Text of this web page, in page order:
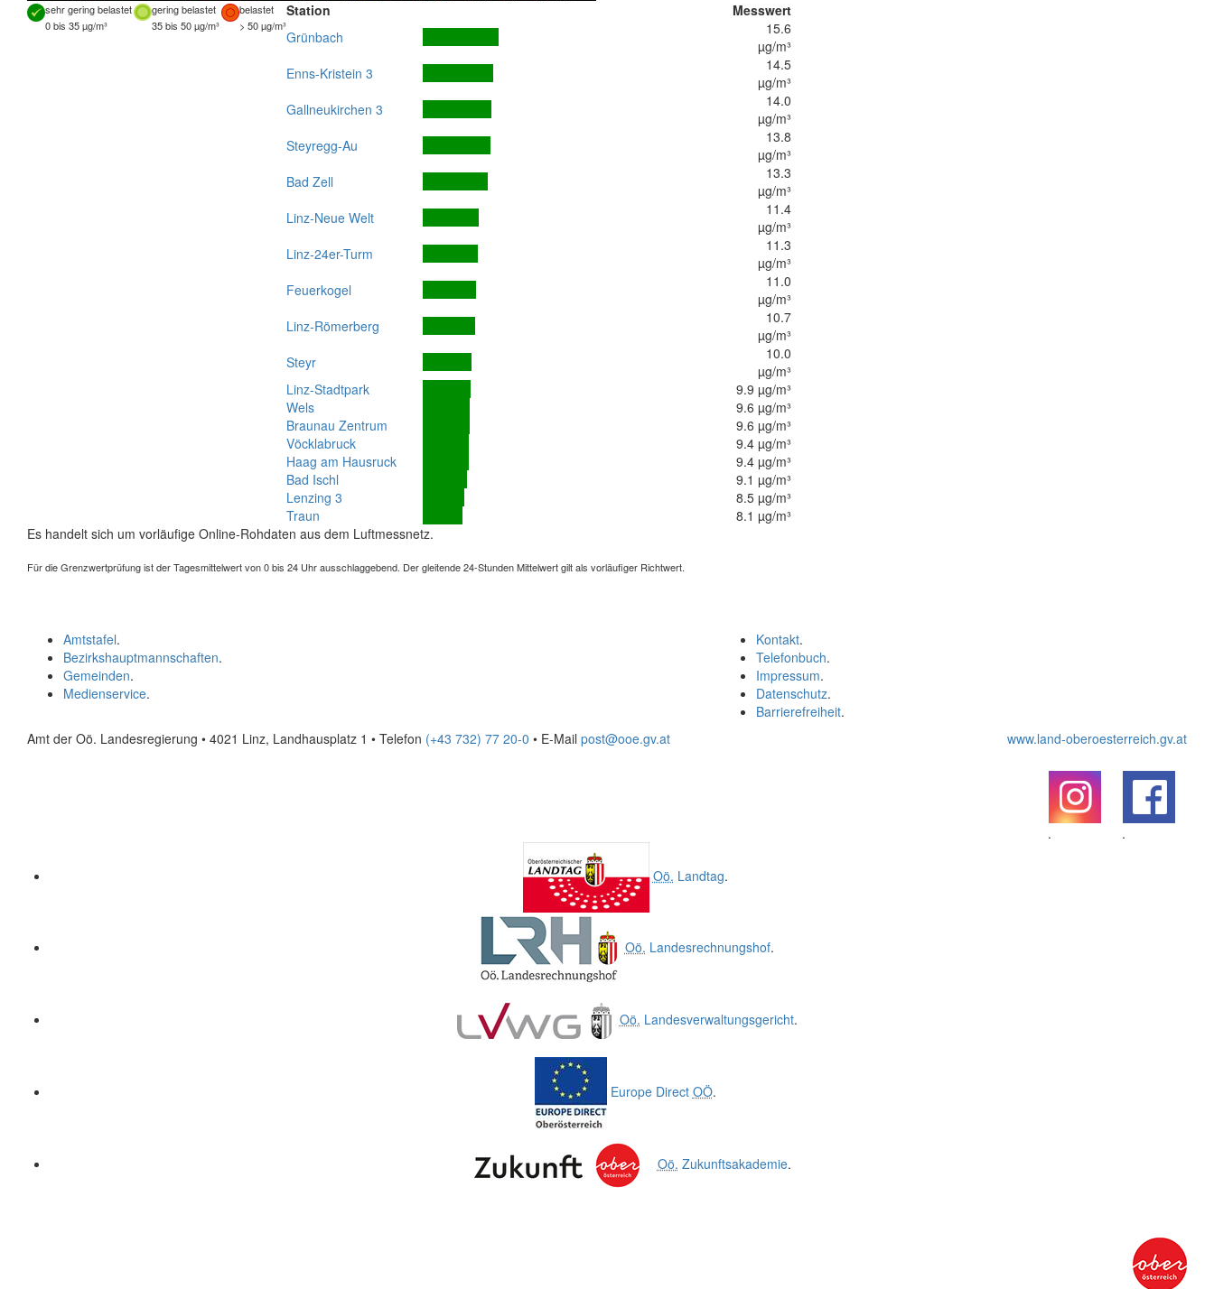
sehr gering belastet gering belastet
belastet
0 bis 35 µg/m³
35 bis 50 µg/m³ > 50 µg/m³
Station
Messwert
Grünbach
15.6
µg/m³
Enns-Kristein 3
14.5
µg/m³
Gallneukirchen 3
14.0
µg/m³
Steyregg-Au
13.8
µg/m³
Bad Zell
13.3
µg/m³
Linz-Neue Welt
11.4
µg/m³
Linz-24er-Turm
11.3
µg/m³
Feuerkogel
11.0
µg/m³
Linz-Römerberg
10.7
µg/m³
Steyr
10.0
µg/m³
Linz-Stadtpark
9.9 µg/m³
Wels
9.6 µg/m³
Braunau Zentrum
9.6 µg/m³
Vöcklabruck
9.4 µg/m³
Haag am Hausruck
9.4 µg/m³
Bad Ischl
9.1 µg/m³
Lenzing 3
8.5 µg/m³
Traun
8.1 µg/m³
Es handelt sich um vorläufige Online-Rohdaten aus dem Luftmessnetz.
Für die Grenzwertprüfung ist der Tagesmittelwert von 0 bis 24 Uhr ausschlaggebend. Der gleitende 24-Stunden Mittelwert gilt als vorläufiger Richtwert.
Kontakt.
Telefonbuch.
Impressum.
Datenschutz.
Barrierefreiheit.
Amtstafel.
Bezirkshauptmannschaften.
Gemeinden.
Medienservice.
Amt der Oö. Landesregierung • 4021 Linz, Landhausplatz 1 • Telefon (+43 732) 77 20-0 • E-Mail post@ooe.gv.at www.land-oberoesterreich.gv.at
.
.
Oö. Landtag.
Oö. Landesrechnungshof.
Oö. Landesverwaltungsgericht.
Europe Direct OÖ.
Oö. Zukunftsakademie.